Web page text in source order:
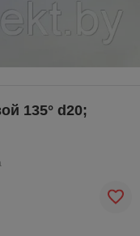
135° d20;